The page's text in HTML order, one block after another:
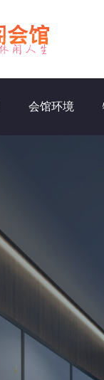
会馆环境